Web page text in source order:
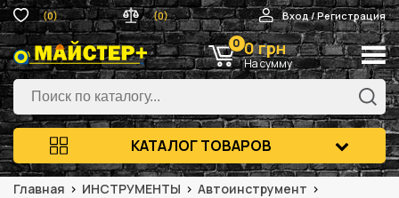
(0) (0) Вход / Регистрация
0 0 грн
На сумму
КАТАЛОГ ТОВАРОВ
Главная ИНСТРУМЕНТЫ
Автоинструмент